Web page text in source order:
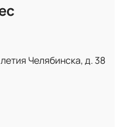
Челябинска, д. 38